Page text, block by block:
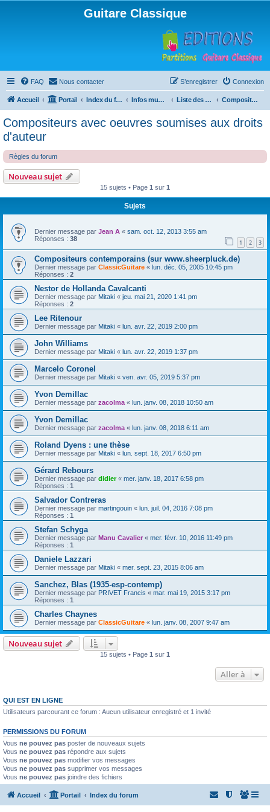
Guitare Classique
FAQ Nous contacter Connexion
S’enregistrer
Accueil Portail Index du forum Infos musicales Liste des compositeurs de musique pour guitare Compositeurs avec oeuvres soumises aux droits d'auteur
Compositeurs avec oeuvres soumises aux droits
d'auteur
Règles du forum
Nouveau sujet
15 sujets • Page 1 sur 1
Sujets
Dernier message par Jean A « sam. oct. 12, 2013 3:55 am
Réponses : 38 1 2 3
Compositeurs contemporains (sur www.sheerpluck.de)
Dernier message par ClassicGuitare « lun. déc. 05, 2005 10:45 pm
Réponses : 2
Nestor de Hollanda Cavalcanti
Dernier message par Mitaki « jeu. mai 21, 2020 1:41 pm
Réponses : 2
Lee Ritenour
Dernier message par Mitaki « lun. avr. 22, 2019 2:00 pm
John Williams
Dernier message par Mitaki « lun. avr. 22, 2019 1:37 pm
Marcelo Coronel
Dernier message par Mitaki « ven. avr. 05, 2019 5:37 pm
Yvon Demillac
Dernier message par zacolma « lun. janv. 08, 2018 10:50 am
Yvon Demillac
Dernier message par zacolma « lun. janv. 08, 2018 6:11 am
Roland Dyens : une thèse
Dernier message par Mitaki « lun. sept. 18, 2017 6:50 pm
Gérard Rebours
Dernier message par didier« mer. janv. 18, 2017 6:58 pm
Réponses : 1
Salvador Contreras
Dernier message par martingouin « lun. juil. 04, 2016 7:08 pm
Réponses : 1
Stefan Schyga
Dernier message par Manu Cavalier « mer. févr. 10, 2016 11:49 pm
Réponses : 1
Daniele Lazzari
Dernier message par Mitaki « mer. sept. 23, 2015 8:06 am
Sanchez, Blas (1935-esp-contemp)
Dernier message par PRIVET Francis « mar. mai 19, 2015 3:17 pm
Réponses : 1
Charles Chaynes
Dernier message par ClassicGuitare « lun. janv. 08, 2007 9:47 am
Nouveau sujet
15 sujets • Page 1 sur 1
Aller à
QUI EST EN LIGNE
Utilisateurs parcourant ce forum : Aucun utilisateur enregistré et 1 invité
PERMISSIONS DU FORUM
Vous ne pouvez pas poster de nouveaux sujets
Vous ne pouvez pas répondre aux sujets
Vous ne pouvez pas modifier vos messages
Vous ne pouvez pas supprimer vos messages
Vous ne pouvez pas joindre des fichiers
Accueil Portail Index du forum